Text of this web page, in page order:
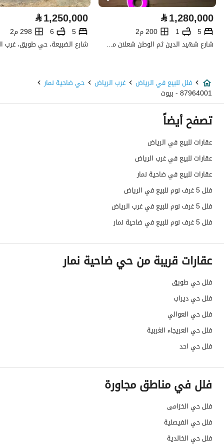
كهرباء
نعم
صرف صحي
عمر العقار
جديد
عرض الشارع
20
رقم المخطط
رقم صك الملكية
واجهة العقار
حدود واطوال العقار
-
الضمانات والمدة
-
هل يوجد اي التزام على
العقار ؟
لا
مطابقة لكود البناء
السعودي
العقار مرهون
رقم الأرض
7338 / 2 / 2
ملاحظات
حدود العقار/الملكية
⃁1,280,000
5
1
200 م2
شارع شهيد الدين ثم الوطن شعلان محمد أحمد ال، حي طويق، غرب الرياض، الرياض
⃁1,250,000
5
6 298 م2
فلل للبيع في الرياض غرب الرياض حي ضاحية نمار
87964001 - بيوت
تصفح أيضاً
عقارات للبيع في الرياض
عقارات للبيع في غرب الرياض
عقارات للبيع في ضاحية نمار
فلل 5 غرف نوم للبيع في الرياض
فلل 5 غرف نوم للبيع في غرب الرياض
فلل 5 غرف نوم للبيع في ضاحية نمار
عقارات قريبة من حي ضاحية نمار
فلل حي طويق
فلل حي ديراب
فلل حي العوالي
فلل حي العريجاء الغربية
فلل حي احد
فلل في مناطق مجاورة
فلل حي الخزامى
فلل حي الفيصلية
فلل حي الخالدية